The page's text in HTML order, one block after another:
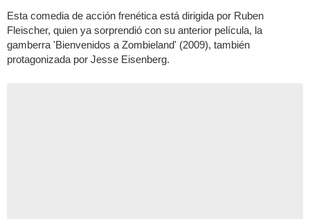
Esta comedia de acción frenética está dirigida por Ruben
Fleischer, quien ya sorprendió con su anterior película, la
gamberra 'Bienvenidos a Zombieland' (2009), también
protagonizada por Jesse Eisenberg.